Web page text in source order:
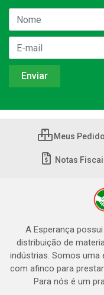
Meus
Notas
A Esperança
distribuição de
indústrias. Somos uma
com afinco para
Para nós é um